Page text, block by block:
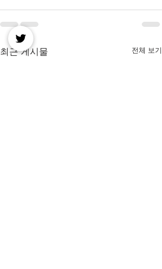
최근 게시물 전체 보기